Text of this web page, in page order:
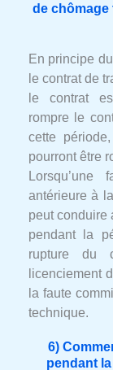
de chômage
En principe
le contrat de
le contrat
rompre le
cette
pourront être
antérieure à
peut conduire
pendant la
rupture du
licenciement
la faute
technique.
6)
pendant